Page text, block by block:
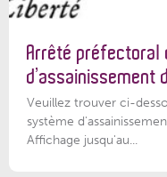
Arrêté préfectoral
d’assainissement
Veuillez trouver ci-
système
Affichage jusqu'au...